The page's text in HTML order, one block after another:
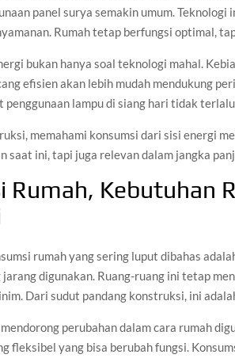
panel surya semakin umum.
Rumah tetap berfungsi optimal,
bukan hanya soal teknologi mahal.
efisien akan lebih mudah mendukung
penggunaan lampu di siang hari tidak
memahami konsumsi dari sisi energi
saat ini, tapi juga relevan dalam jangka
Rumah, Kebutuhan
rumah yang sering luput dibahas
jarang digunakan. Ruang-ruang ini tetap
Dari sudut pandang konstruksi, ini
perubahan dalam cara rumah
fleksibel yang bisa berubah fungsi.